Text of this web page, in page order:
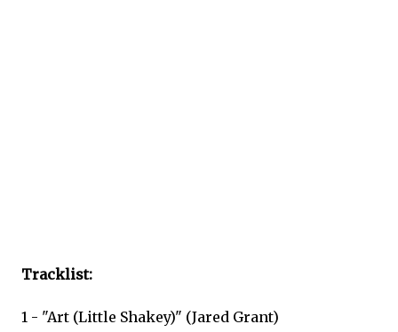
Tracklist:
1 - "Art (Little Shakey)" (Jared Grant)